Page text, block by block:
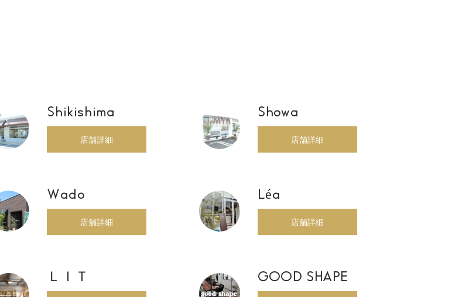
Shikishima
店舗詳細
Showa
店舗詳細
Wado
店舗詳細
Léa
店舗詳細
ＬＩＴ GOOD SHAPE